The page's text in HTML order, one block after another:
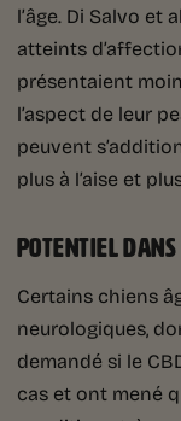
l’âge. Di Salvo et
atteints
présentaient
l’aspect de leur
peuvent
plus à l’aise et
POTENTIEL DANS
Certains chiens
neurologiques,
demandé si le
cas et ont mené